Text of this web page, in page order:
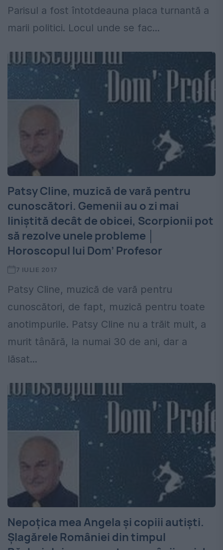
Parisul a fost întotdeauna placa turnantă a
marii politici. Locul unde se fac...
Patsy Cline, muzică de vară pentru
cunoscători. Gemenii au o zi mai
liniștită decât de obicei, Scorpionii pot
să rezolve unele probleme │
Horoscopul lui Dom’ Profesor
7 IULIE 2017
Patsy Cline, muzică de vară pentru
cunoscători, de fapt, muzică pentru toate
anotimpurile. Patsy Cline nu a trăit mult, a
murit tânără, la numai 30 de ani, dar a
lăsat...
Nepoțica mea Angela și copiii autiști.
Șlagărele României din timpul